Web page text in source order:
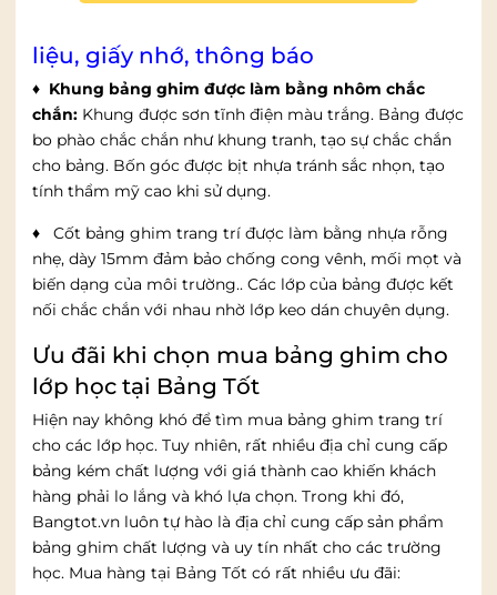
♦ Khung bảng ghim được làm bằng nhôm chắc
chắn: Khung được sơn tĩnh điện màu trắng. Bảng được
bo phào chắc chắn như khung tranh, tạo sự chắc chắn
cho bảng. Bốn góc được bịt nhựa tránh sắc nhọn, tạo
tính thẩm mỹ cao khi sử dụng.
♦ Cốt bảng ghim trang trí được làm bằng nhựa rỗng
nhẹ, dày 15mm đảm bảo chống cong vênh, mối mọt và
biến dạng của môi trường.. Các lớp của bảng được kết
nối chắc chắn với nhau nhờ lớp keo dán chuyên dụng.
Ưu đãi khi chọn mua bảng ghim cho
lớp học tại Bảng Tốt
Hiện nay không khó để tìm mua bảng ghim trang trí
cho các lớp học. Tuy nhiên, rất nhiều địa chỉ cung cấp
bảng kém chất lượng với giá thành cao khiến khách
hàng phải lo lắng và khó lựa chọn. Trong khi đó,
Bangtot.vn luôn tự hào là địa chỉ cung cấp sản phẩm
bảng ghim chất lượng và uy tín nhất cho các trường
học. Mua hàng tại Bảng Tốt có rất nhiều ưu đãi: